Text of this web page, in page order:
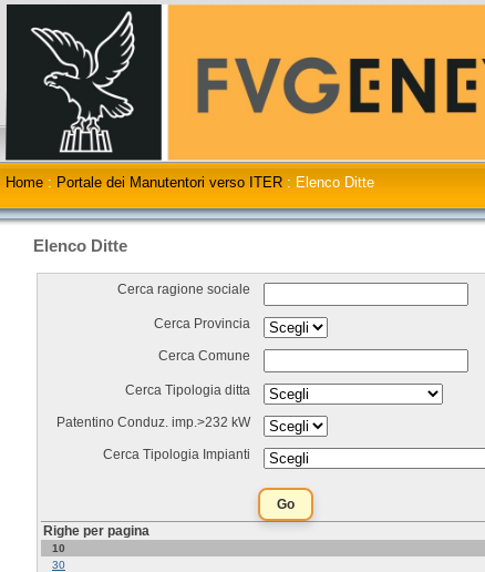
Home : Portale dei Manutentori verso ITER : Elenco Ditte
Elenco Ditte
Cerca ragione sociale
Cerca Provincia
Cerca Comune
Cerca Tipologia ditta
Patentino Conduz. imp.>232 kW
Cerca Tipologia Impianti
Righe per pagina
10
30